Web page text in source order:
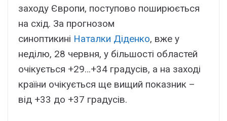
заходу Європи, поступово поширюється
на схід. За прогнозом
синоптикині Наталки Діденко, вже у
неділю, 28 червня, у більшості областей
очікується +29…+34 градусів, а на заході
країни очікується ще вищий показник –
від +33 до +37 градусів.